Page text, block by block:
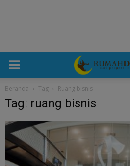
Beranda Tag Ruang bisnis
Tag: ruang bisnis